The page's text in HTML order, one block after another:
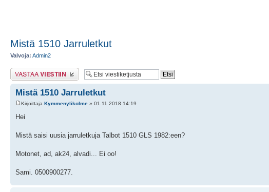
Mistä 1510 Jarruletkut
Valvoja: Admin2
Lähetä vastaus
Mistä 1510 Jarruletkut
Kirjoittaja Kymmenylikolme » 01.11.2018 14:19
Hei
Mistä saisi uusia jarruletkuja Talbot 1510 GLS 1982:een?
Motonet, ad, ak24, alvadi... Ei oo!
Sami. 0500900277.